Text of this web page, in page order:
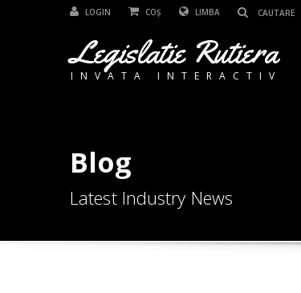
LOGIN COȘ LIMBA
Legislatie Rutiera
INVATA INTERACTIV
Blog
Latest Industry News